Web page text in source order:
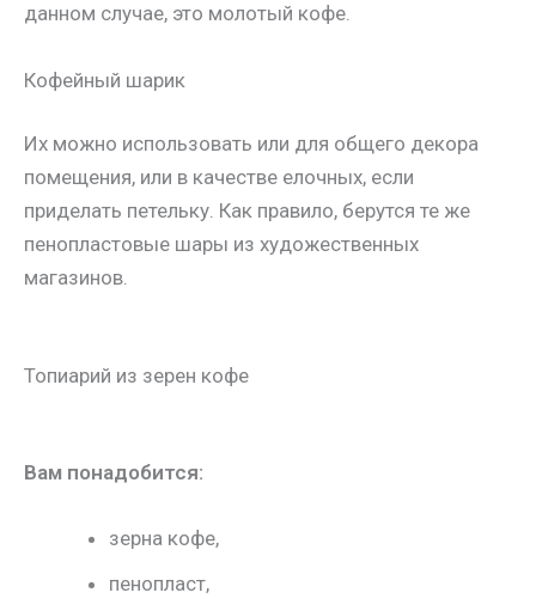
данном случае, это молотый кофе.
Кофейный шарик
Их можно использовать или для общего декора
помещения, или в качестве елочных, если
приделать петельку. Как правило, берутся те же
пенопластовые шары из художественных
магазинов.
Топиарий из зерен кофе
Вам понадобится:
зерна кофе,
пенопласт,